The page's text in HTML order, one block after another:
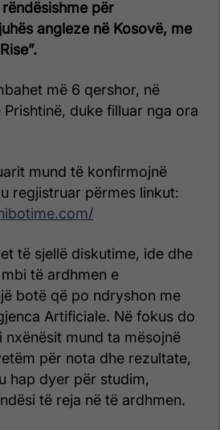
për
angleze në Kosovë, me
më 6 qershor, në
Prishtinë, duke filluar nga ora
mund të konfirmojnë
regjistruar përmes linkut:
të sjellë diskutime, ide dhe
të ardhmen e
botë që po ndryshon me
Artificiale. Në fokus do
nxënësit mund ta mësojnë
për nota dhe rezultate,
hap dyer për studim,
të reja në të ardhmen.